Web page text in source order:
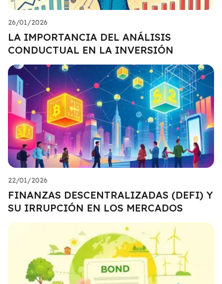
26/01/2026
LA IMPORTANCIA DEL ANÁLISIS
CONDUCTUAL EN LA INVERSIÓN
22/01/2026
FINANZAS DESCENTRALIZADAS (DEFI) Y
SU IRRUPCIÓN EN LOS MERCADOS